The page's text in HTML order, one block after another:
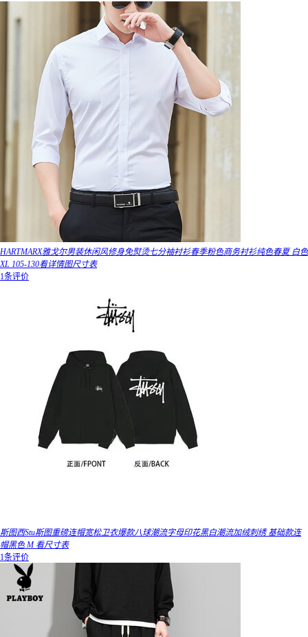
HARTMARX雅戈尔男装休闲风修身免熨烫七分袖衬衫春季粉色商务衬衫纯色春夏 白色
XL 105-130看详情图尺寸表
1条评价
斯图西Stu斯图重磅连帽宽松卫衣爆款八球潮流字母印花黑白潮流加绒刺绣 基础款连
帽黑色 M 看尺寸表
1条评价